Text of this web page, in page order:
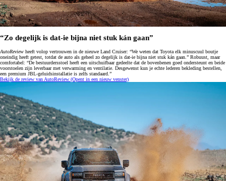
“Zo degelijk is dat-ie bijna niet stuk kán gaan”
AutoReview heeft volop vertrouwen in de nieuwe Land Cruiser: “We weten dat Toyota elk minuscuul boutje
oneindig heeft getest, totdat de auto als geheel zo degelijk is dat-ie bijna niet stuk kán gaan.” Robuust, maar
comfortabel: “De bestuurdersstoel heeft een uitschuifbaar gedeelte dat de bovenbenen goed ondersteunt en beide
voorstoelen zijn leverbaar met verwarming en ventilatie. Desgewenst kun je echte lederen bekleding bestellen,
een premium JBL-geluidsinstallatie is zelfs standaard.”
Bekijk de review van AutoReview (Opent in een nieuw venster)